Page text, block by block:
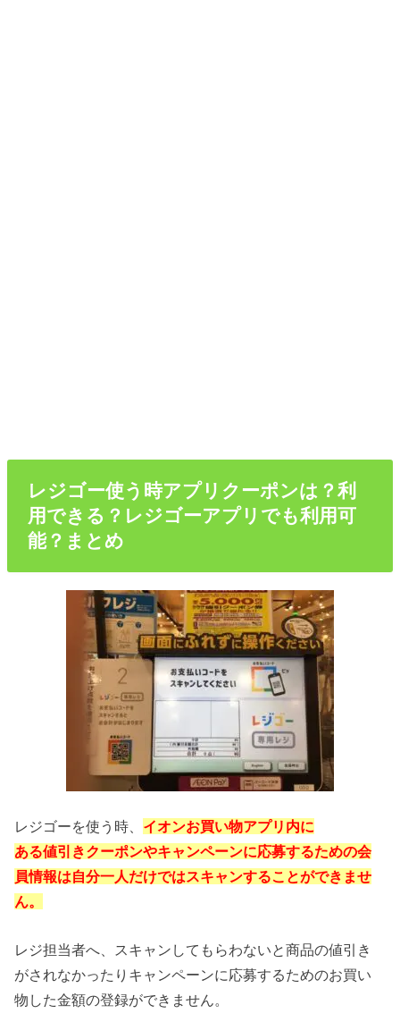
レジゴー使う時アプリクーポンは？利
用できる？レジゴーアプリでも利用可
能？まとめ
レジゴーを使う時、 イオンお買い物アプリ内に
ある値引きクーポンやキャンペーンに応募するための会
員情報は自分一人だけではスキャンすることができませ
ん。
レジ担当者へ、スキャンしてもらわないと商品の値引き
がされなかったりキャンペーンに応募するためのお買い
物した金額の登録ができません。